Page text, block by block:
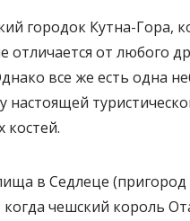
городок Кутна-Гора,
отличается от любого
все же есть одна
настоящей
костей.
в Седлеце
когда чешский король